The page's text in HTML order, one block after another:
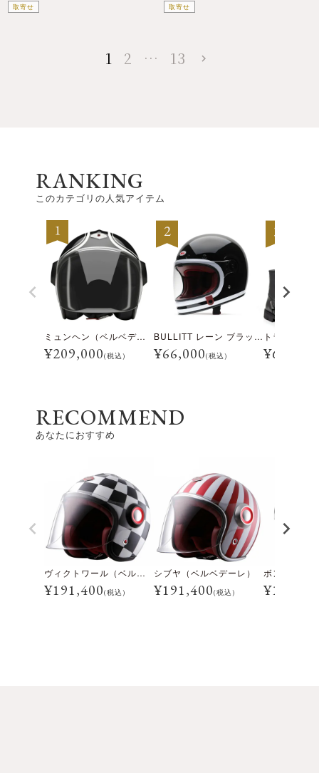
取寄せ
取寄せ
1 2 … 13
RANKING
このカテゴリの人気アイテム
ミュンヘン（ベルベデーレ）
¥209,000(税込)
BULLITT レーン ブラック/ホワイト
¥66,000(税込) ¥69,300
RECOMMEND
あなたにおすすめ
ヴィクトワール（ベルベデーレ）
¥191,400(税込)
シブヤ（ベルベデーレ）
¥191,400(税込) ¥